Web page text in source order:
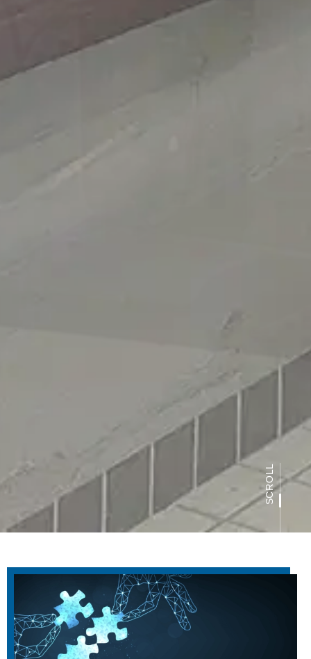
SCROLL